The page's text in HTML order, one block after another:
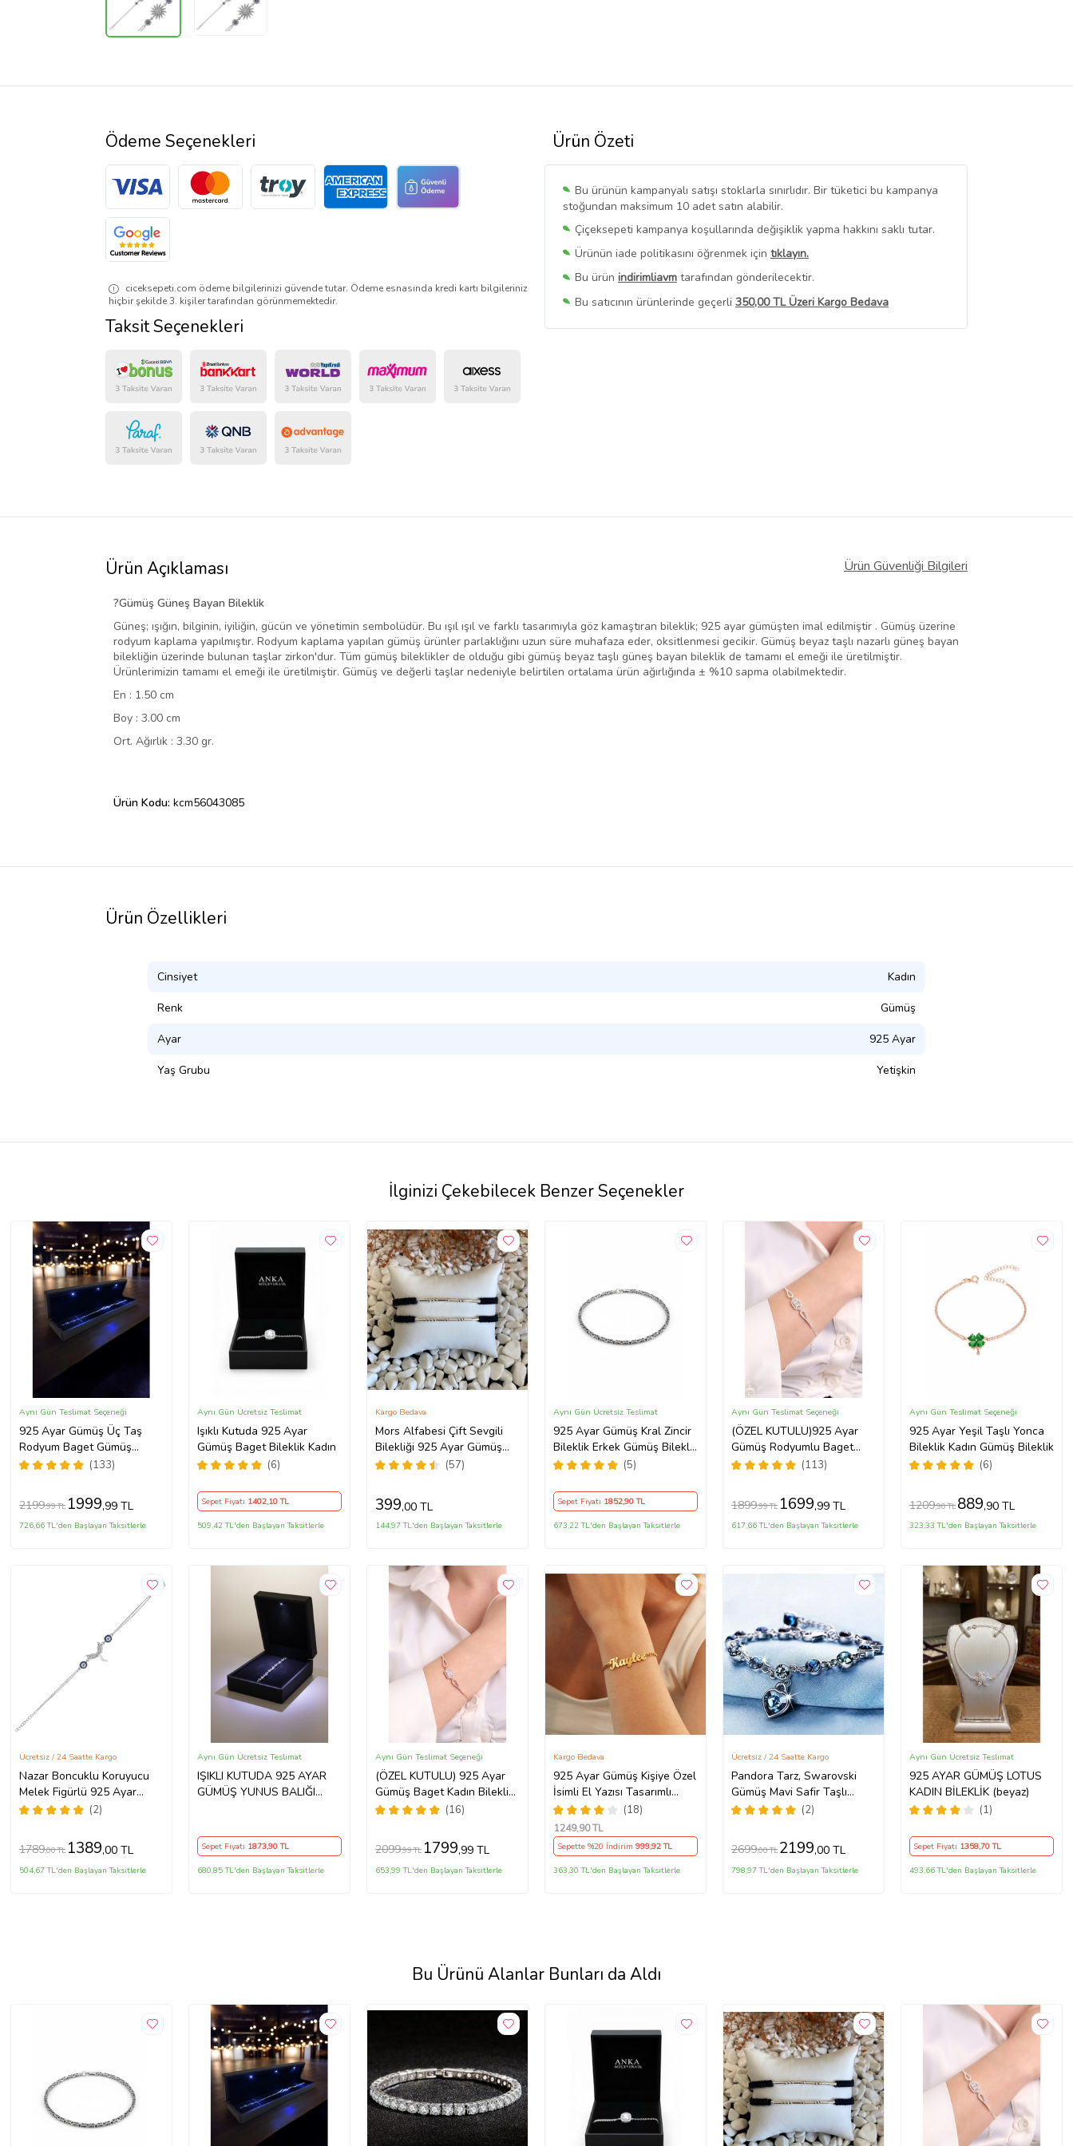
Ürün Özeti
Bu ürünün kampanyalı satışı stoklarla sınırlıdır. Bir tüketici bu kampanya
stoğundan maksimum 10 adet satın alabilir.
Çiçeksepeti kampanya koşullarında değişiklik yapma hakkını saklı tutar.
Ürünün iade politikasını öğrenmek için tıklayın.
Bu ürün indirimliavm tarafından gönderilecektir.
Bu satıcının ürünlerinde geçerli 350,00 TL Üzeri Kargo Bedava
Bu SatıcınınTüm Ürünlerini Görüntüle
Ödeme Seçenekleri
ciceksepeti.com ödeme bilgilerinizi güvende tutar. Ödeme esnasında kredi kartı bilgileriniz
hiçbir şekilde 3. kişiler tarafından görünmemektedir.
Taksit Seçenekleri
Ürün Açıklaması Ürün Güvenliği Bilgileri
?Gümüş Güneş Bayan Bileklik
Güneş; ışığın, bilginin, iyiliğin, gücün ve yönetimin sembolüdür. Bu ışıl ışıl ve farklı tasarımıyla göz kamaştıran bileklik; 925 ayar gümüşten imal edilmiştir . Gümüş üzerine
rodyum kaplama yapılmıştır. Rodyum kaplama yapılan gümüş ürünler parlaklığını uzun süre muhafaza eder, oksitlenmesi gecikir. Gümüş beyaz taşlı nazarlı güneş bayan
bilekliğin üzerinde bulunan taşlar zirkon'dur. Tüm gümüş bileklikler de olduğu gibi gümüş beyaz taşlı güneş bayan bileklik de tamamı el emeği ile üretilmiştir.
Ürünlerimizin tamamı el emeği ile üretilmiştir. Gümüş ve değerli taşlar nedeniyle belirtilen ortalama ürün ağırlığında ± %10 sapma olabilmektedir.
En : 1.50 cm
Boy : 3.00 cm
Ort. Ağırlık : 3.30 gr.
Ürün Kodu: kcm56043085
Ürün Özellikleri
Cinsiyet Kadın
Renk Gümüş
Ayar 925 Ayar
Yaş Grubu Yetişkin
İlginizi Çekebilecek Benzer Seçenekler
925 Ayar Gümüş Üç Taş
Rodyum Baget Gümüş
Bileklik(IŞIKLI KUTULU)
(133)
Aynı Gün Teslimat Seçeneği
2199,99 TL 1999,99 TL
726,66 TL'den Başlayan Taksitlerle
Işıklı Kutuda 925 Ayar
Gümüş Baget Bileklik Kadın
(6)
Aynı Gün Ücretsiz Teslimat
Sepet Fiyatı 1402,10 TL
509,42 TL'den Başlayan Taksitlerle
Mors Alfabesi Çift Sevgili
Bilekliği 925 Ayar Gümüş
Örgülü (2 Adet) + 1 Adet
(57)
Kargo Bedava
399,00 TL
144,97 TL'den Başlayan Taksitlerle
925 Ayar Gümüş Kral Zincir
Bileklik Erkek Gümüş Bileklik
Gümüş Bileklik (Çok Renkli)
(5)
Aynı Gün Ücretsiz Teslimat
Sepet Fiyatı 1852,90 TL
673,22 TL'den Başlayan Taksitlerle
(ÖZEL KUTULU)925 Ayar
Gümüş Rodyumlu Baget
Taşlı Bileklik (113)
Aynı Gün Teslimat Seçeneği
1899,99 TL 1699,99 TL
617,66 TL'den Başlayan Taksitlerle
925 Ayar Yeşil Taşlı Yonca
Bileklik Kadın Gümüş Bileklik
(6)
Aynı Gün Teslimat Seçeneği
1209,90 TL 889,90 TL
323,33 TL'den Başlayan Taksitlerle
Nazar Boncuklu Koruyucu
Melek Figürlü 925 Ayar
Gümüş Bileklik(2)
Ücretsiz / 24 Saatte Kargo
1789,00 TL 1389,00 TL
504,67 TL'den Başlayan Taksitlerle
IŞIKLI KUTUDA 925 AYAR
GÜMÜŞ YUNUS BALIĞI
Aynı Gün Ücretsiz Teslimat
Sepet Fiyatı 1873,90 TL
680,85 TL'den Başlayan Taksitlerle
(ÖZEL KUTULU) 925 Ayar
Gümüş Baget Kadın Bileklik
(Rose)
(16)
Aynı Gün Teslimat Seçeneği
2099,99 TL 1799,99 TL
653,99 TL'den Başlayan Taksitlerle
925 Ayar Gümüş Kişiye Özel
İsimli El Yazısı Tasarımlı
Kadın Bileklik So0063
(18)
Kargo Bedava
1249,90 TL
Sepette %20 İndirim 999,92 TL
363,30 TL'den Başlayan Taksitlerle
Pandora Tarz, Swarovski
Gümüş Mavi Safir Taşlı
Bİleklik, Ahşap Kutu
(2)
Ücretsiz / 24 Saatte Kargo
2699,00 TL 2199,00 TL
798,97 TL'den Başlayan Taksitlerle
925 AYAR GÜMÜŞ LOTUS
KADIN BİLEKLİK (beyaz)
(1)
Aynı Gün Ücretsiz Teslimat
Sepet Fiyatı 1358,70 TL
493,66 TL'den Başlayan Taksitlerle
Bu Ürünü Alanlar Bunları da Aldı